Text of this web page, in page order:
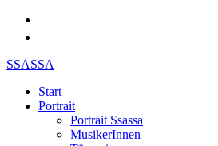
SSASSA
Start
Portrait
Portrait Ssassa
MusikerInnen